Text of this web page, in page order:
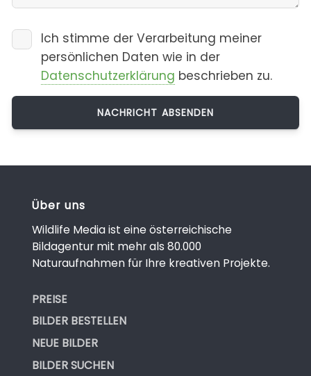
Ich stimme der Verarbeitung meiner
persönlichen Daten wie in der
Datenschutzerklärung beschrieben zu.
Über uns
Wildlife Media ist eine österreichische
Bildagentur mit mehr als 80.000
Naturaufnahmen für Ihre kreativen Projekte.
PREISE
BILDER BESTELLEN
NEUE BILDER
BILDER SUCHEN